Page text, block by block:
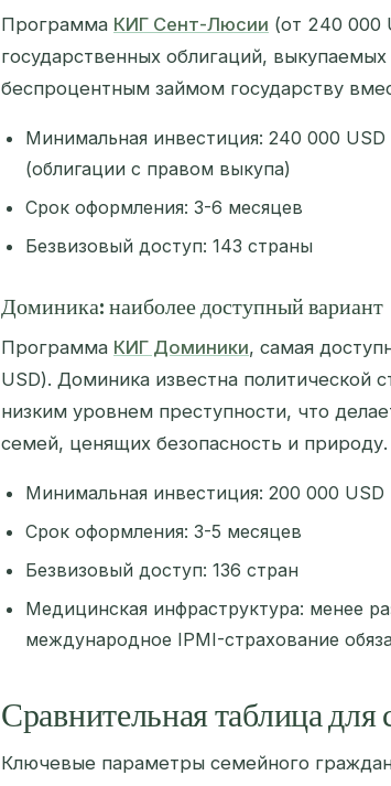
Программа КИГ Сент-Люсии (от 240 000
государственных облигаций,
беспроцентным займом государству
Минимальная инвестиция: 240 000
(облигации с правом выкупа)
Срок оформления: 3-6 месяцев
Безвизовый доступ: 143 страны
Доминика: наиболее доступный вариант
Программа КИГ Доминики, самая
USD). Доминика известна политической
низким уровнем преступности, что
семей, ценящих безопасность и природу.
Минимальная инвестиция: 200 000 USD
Срок оформления: 3-5 месяцев
Безвизовый доступ: 136 стран
Медицинская инфраструктура: менее
международное IPMI-страхование
Сравнительная таблица
Ключевые параметры семейного